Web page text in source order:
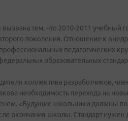
вызвана тем, что 2010-2011 учебный
поколения. Отношение к
педагогических
образовательных
коллектива разработчиков,
необходимость перехода на
«Будущие школьники должны
окончания школы. Стандарт